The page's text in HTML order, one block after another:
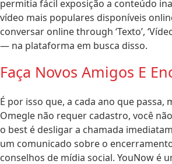
permitia fácil exposição a conteúdo
vídeo mais populares disponíveis
conversar online through ‘Texto’,
— na plataforma em busca disso.
Faça Novos Amigos E
É por isso que, a cada ano que
Omegle não requer cadastro, você
o best é desligar a chamada
um comunicado sobre o
conselhos de mídia social. YouNow é